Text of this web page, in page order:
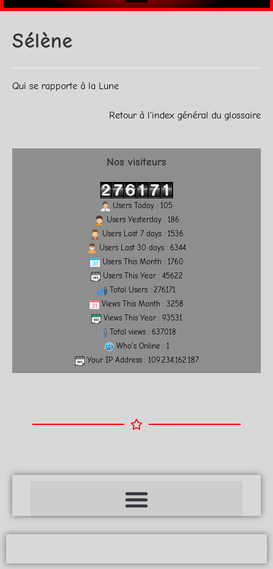
Sélène
Qui se rapporte à la Lune
Retour à l'index général du glossaire
Nos visiteurs
Users Today : 105
Users Yesterday : 186
Users Last 7 days : 1536
Users Last 30 days : 6344
Users This Month : 1760
Users This Year : 45622
Total Users : 276171
Views This Month : 3258
Views This Year : 93531
Total views : 637018
Who's Online : 1
Your IP Address : 109.234.162.187